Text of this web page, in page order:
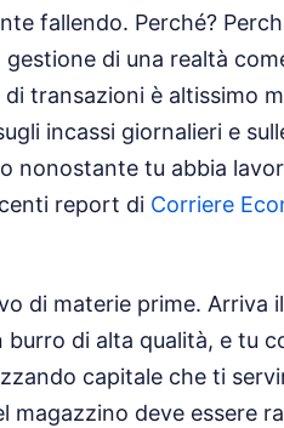
fallendo. Perché?
di una realtà
transazioni è altissimo
incassi giornalieri e
nonostante tu abbia
report di Corriere
di materie prime. Arriva
di alta qualità, e tu
capitale che ti
magazzino deve essere